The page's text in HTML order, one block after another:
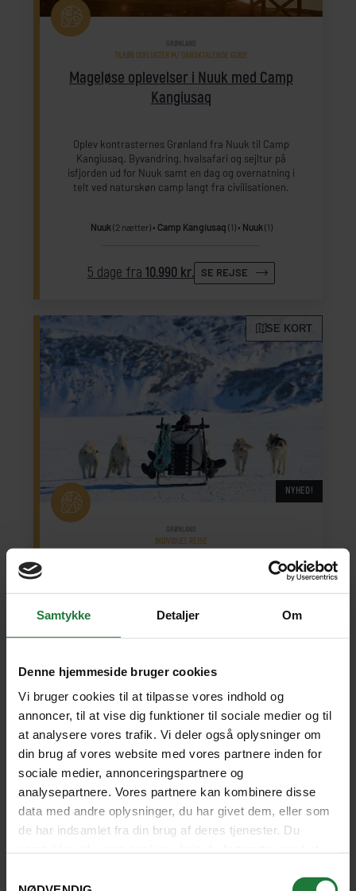
Samtykke Detaljer Om
Denne hjemmeside bruger cookies
Vi bruger cookies til at tilpasse vores indhold og
annoncer, til at vise dig funktioner til sociale medier og til
at analysere vores trafik. Vi deler også oplysninger om
din brug af vores website med vores partnere inden for
sociale medier, annonceringspartnere og
analysepartnere. Vores partnere kan kombinere disse
data med andre oplysninger, du har givet dem, eller som
de har indsamlet fra din brug af deres tjenester. Du
Mageløse oplevelser i Nuuk med Camp
Kangiusaq
GRØNLAND
TILKØB UDFLUGTER M/ DANSKTALENDE GUIDE
Oplev kontrasternes Grønland fra Nuuk til Camp
Kangiusaq. Byvandring, hvalsafari og sejltur på
isfjorden ud for Nuuk samt en dag og overnatning i
telt ved naturskøn camp langt fra civilisationen.
Nuuk (2 nætter) Camp Kangiusaq (1) Nuuk (1)
5 dage fra 10.990 kr. SE REJSE
SE KORT
NYHED!
Vinteroplevelser i Ilulissat og Aurora
GRØNLAND
INDIVIDUEL REJSE
kombineres stilhed og ro med klassiske
isfjordsejlads og isfiskeri.
Ilulissat (1 nat) Aurora Lodge(2) Ilulissat(2)
6 dage fra17.695 kr. SE REJSE